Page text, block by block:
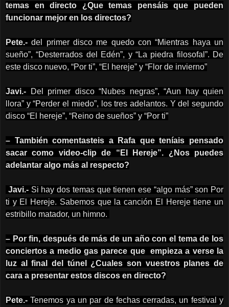
temas en directo ¿Que temas pensáis que pueden
funcionar mejor en los directos?
Pete.- del primer disco me quedo con “Mientras haya un
sueño”, “Desterrados del Edén”, y “La piedra filosofal”. De
este disco nuevo, “Por ti”, “El hereje” y “Flor de invierno”
Javi.- Del primer disco “Nubes negras”, “Aun hay quien
llora” y “Perder el miedo”, los tres adelantos. Y del segundo
disco “El hereje”, “Reino de sueños” y “Por ti”
– También comentasteis a Rafa que teníais pensado
sacar como video-clip de “El Hereje”. ¿Nos puedes
adelantar algo más al respecto?
Javi.-Si hay dos temas que tienen ese “algo más” son Por
ti y El Hereje. Sabemos que la canción El Hereje tiene un
estribillo matador, un himno.
– Por fin, después de más de un año con el tema de los
conciertos a medio gas parece que empieza a verse la
luz al final del túnel ¿Cuales son vuestros planes de
cara a presentar estos discos en directo?
Pete.- Tenemos ya un par de fechas cerradas, un festival y